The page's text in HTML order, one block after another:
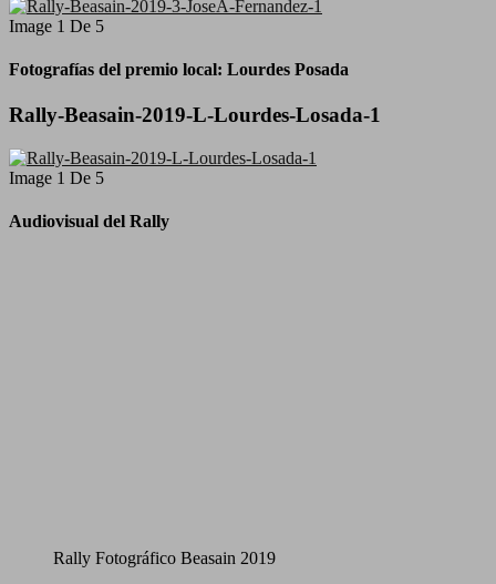
Image 1 De 5
Fotografías del premio local: Lourdes Posada
Rally-Beasain-2019-L-Lourdes-Losada-1
Image 1 De 5
Audiovisual del Rally
Rally Fotográfico Beasain 2019